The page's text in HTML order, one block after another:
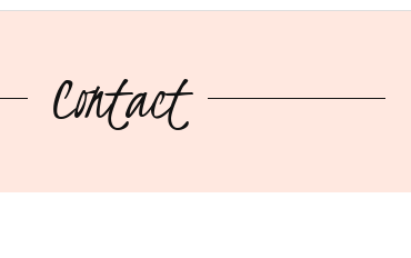
Contact